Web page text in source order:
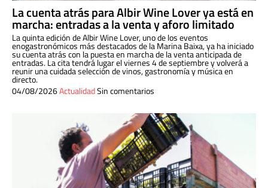
La cuenta atrás para Albir Wine Lover ya está en
marcha: entradas a la venta y aforo limitado
La quinta edición de Albir Wine Lover, uno de los eventos
enogastronómicos más destacados de la Marina Baixa, ya ha iniciado
su cuenta atrás con la puesta en marcha de la venta anticipada de
entradas. La cita tendrá lugar el viernes 4 de septiembre y volverá a
reunir una cuidada selección de vinos, gastronomía y música en
directo.
04/08/2026ActualidadSin comentarios